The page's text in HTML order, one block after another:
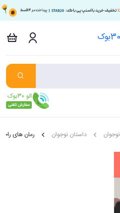
نوجوان داستان نوجوان رمان های